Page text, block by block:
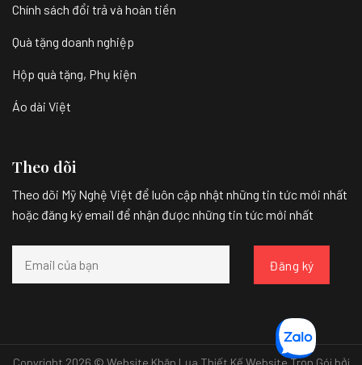
Chính sách đổi trả và hoàn tiền
Quà tặng doanh nghiệp
Hộp quà tặng, Phụ kiện
Áo dài Việt
Theo dõi
Theo dõi Mỹ Nghệ Việt để luôn cập nhật những tin tức mới nhất
hoặc đăng ký email để nhận được những tin tức mới nhất